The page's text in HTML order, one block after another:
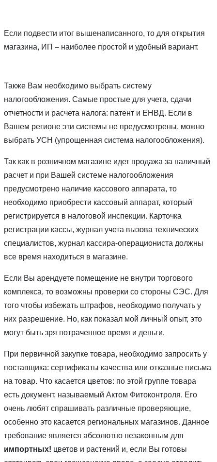
Если подвести итог вышенаписанного, то для открытия
магазина, ИП – наиболее простой и удобный вариант.
Также Вам необходимо выбрать систему
налогообложения. Самые простые для учета, сдачи
отчетности и расчета налога: патент и ЕНВД. Если в
Вашем регионе эти системы не предусмотрены, можно
выбрать УСН (упрощенная система налогообложения).
Так как в розничном магазине идет продажа за наличный
расчет и при Вашей системе налогообложения
предусмотрено наличие кассового аппарата, то
необходимо приобрести кассовый аппарат, который
регистрируется в налоговой инспекции. Карточка
регистрации кассы, журнал учета вызова технических
специалистов, журнал кассира-операциониста должны
все время находиться в магазине.
Если Вы арендуете помещение не внутри торгового
комплекса, то возможны проверки со стороны СЭС. Для
того чтобы избежать штрафов, необходимо получать у
них разрешение. Но, как показал мой личный опыт, это
могут быть зря потраченное время и деньги.
При первичной закупке товара, необходимо запросить у
поставщика: сертификаты качества или отказные письма
на товар. Что касается цветов: по этой группе товара
есть документ, называемый Актом Фитоконтроля. Его
очень любят спрашивать различные проверяющие,
особенно это касается региональных магазинов. Данное
требование является абсолютно незаконным для
импортных! цветов и растений и, если Вы готовы